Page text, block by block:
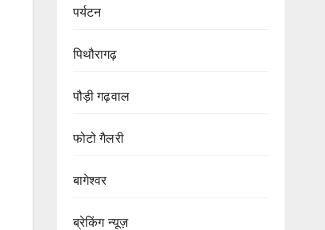
पर्यटन
पिथौरागढ़
पौड़ी गढ़वाल
फोटो गैलरी
बागेश्वर
ब्रेकिंग न्यूज़